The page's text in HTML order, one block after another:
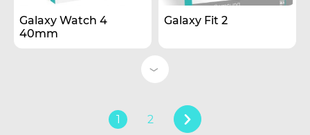
Galaxy Watch 4
40mm
Galaxy Fit 2
1 2